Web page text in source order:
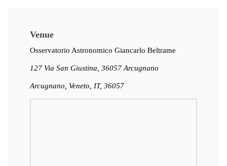
Venue
Osservatorio Astronomico Giancarlo Beltrame
127 Via San Giustina, 36057 Arcugnano
Arcugnano, Veneto, IT, 36057